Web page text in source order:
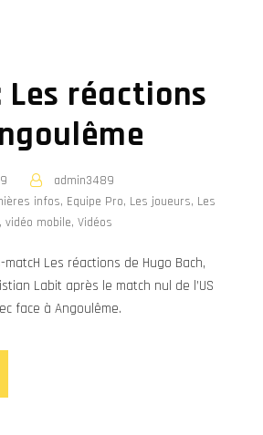
Les réactions
admin3489
infos, Equipe Pro, Les joueurs, Les
, vidéo mobile, Vidéos
matcH Les réactions de Hugo Bach,
Labit après le match nul de l’US
face à Angoulême.